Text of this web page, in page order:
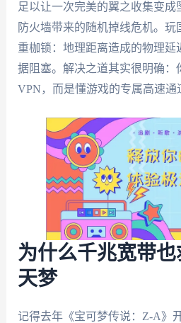
足以让一次完美的翼之收集变成
防火墙带来的随机掉线危机。
重枷锁：地理距离造成的物理延
据阻塞。解决之道其实很明确：
VPN，而是懂游戏的专属高速通
为什么千兆宽带
天梦
记得去年《宝可梦传说：Z-A》